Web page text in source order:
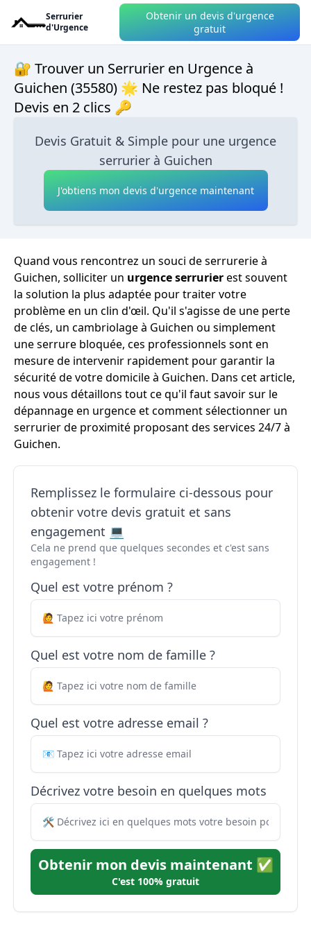
Serrurier
d'Urgence
Obtenir un devis d'urgence
gratuit
🔐 Trouver un Serrurier en Urgence à
Guichen (35580) 🌟 Ne restez pas bloqué !
Devis en 2 clics 🔑
Devis Gratuit & Simple pour une urgence
serrurier à Guichen
J'obtiens mon devis d'urgence maintenant
Quand vous rencontrez un souci de serrurerie à
Guichen, solliciter un urgence serrurierest souvent
la solution la plus adaptée pour traiter votre
problème en un clin d'œil. Qu'il s'agisse de une perte
de clés, un cambriolage à Guichen ou simplement
une serrure bloquée, ces professionnels sont en
mesure de intervenir rapidement pour garantir la
sécurité de votre domicile à Guichen. Dans cet article,
nous vous détaillons tout ce qu'il faut savoir sur le
dépannage en urgence et comment sélectionner un
serrurier de proximité proposant des services 24/7 à
Guichen.
Remplissez le formulaire ci-dessous pour
obtenir votre devis gratuit et sans
engagement 💻
Cela ne prend que quelques secondes et c'est sans
engagement !
Quel est votre prénom ?
Quel est votre nom de famille ?
Quel est votre adresse email ?
Décrivez votre besoin en quelques mots
Obtenir mon devis maintenant ✅
C'est 100% gratuit